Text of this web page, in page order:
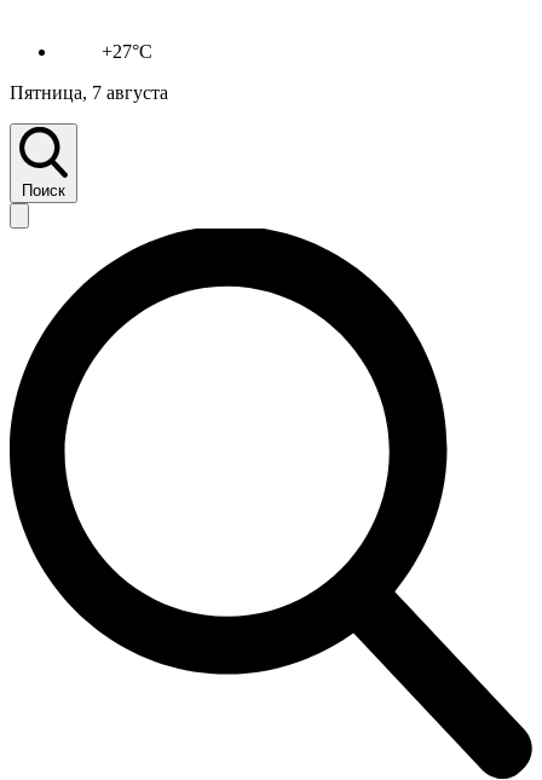
+27°C
Пятница, 7 августа
Поиск